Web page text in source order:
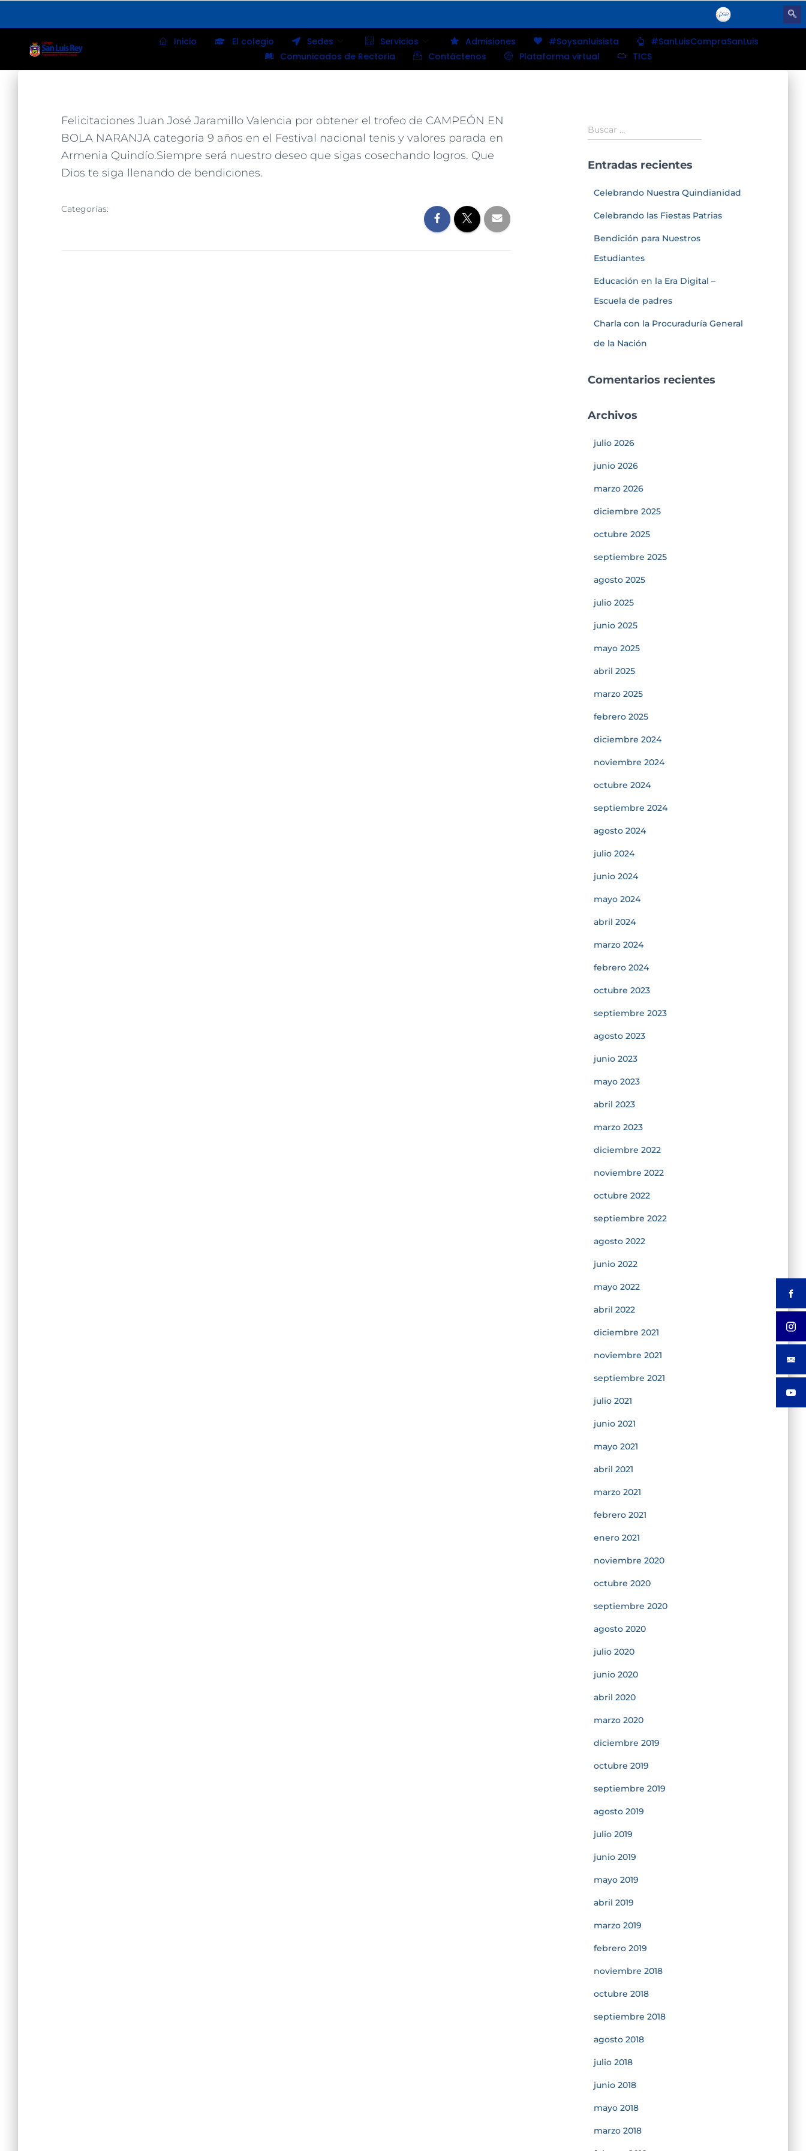
Inicio El colegio Sedes Servicios Admisiones #Soysanluisista
#SanLuisCompraSanLuis
Comunicados de Rectoria
Contáctenos Plataforma virtual TICS
Felicitaciones Juan José Jaramillo Valencia por obtener el trofeo de CAMPEÓN EN
BOLA NARANJA categoría 9 años en el Festival nacional tenis y valores parada en
Armenia Quindío.Siempre será nuestro deseo que sigas cosechando logros. Que
Dios te siga llenando de bendiciones.
Categorías:
Buscar …
Entradas recientes
Celebrando Nuestra Quindianidad
Celebrando las Fiestas Patrias
Bendición para Nuestros
Estudiantes
Educación en la Era Digital –
Escuela de padres
Charla con la Procuraduría General
de la Nación
Comentarios recientes
Archivos
julio 2026
junio 2026
marzo 2026
diciembre 2025
octubre 2025
septiembre 2025
agosto 2025
julio 2025
junio 2025
mayo 2025
abril 2025
marzo 2025
febrero 2025
diciembre 2024
noviembre 2024
octubre 2024
septiembre 2024
agosto 2024
julio 2024
junio 2024
mayo 2024
abril 2024
marzo 2024
febrero 2024
octubre 2023
septiembre 2023
agosto 2023
junio 2023
mayo 2023
abril 2023
marzo 2023
diciembre 2022
noviembre 2022
octubre 2022
septiembre 2022
agosto 2022
junio 2022
mayo 2022
abril 2022
diciembre 2021
noviembre 2021
septiembre 2021
julio 2021
junio 2021
mayo 2021
abril 2021
marzo 2021
febrero 2021
enero 2021
noviembre 2020
octubre 2020
septiembre 2020
agosto 2020
julio 2020
junio 2020
abril 2020
marzo 2020
diciembre 2019
octubre 2019
septiembre 2019
agosto 2019
julio 2019
junio 2019
mayo 2019
abril 2019
marzo 2019
febrero 2019
noviembre 2018
octubre 2018
septiembre 2018
agosto 2018
julio 2018
junio 2018
mayo 2018
marzo 2018